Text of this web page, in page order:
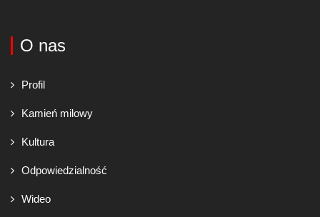
O nas
Profil
Kamień milowy
Kultura
Odpowiedzialność
Wideo